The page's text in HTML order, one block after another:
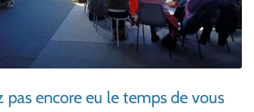
pas encore eu le temps de vous